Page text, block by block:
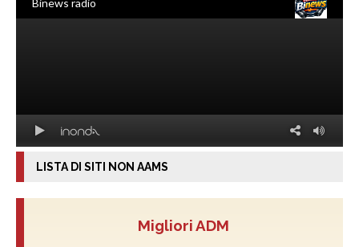
LISTA DI SITI NON AAMS
Migliori ADM